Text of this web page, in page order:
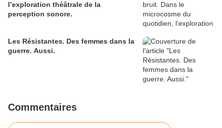
l’exploration théâtrale de la
perception sonore.
Les Résistantes. Des femmes dans la
guerre. Aussi.
Commentaires